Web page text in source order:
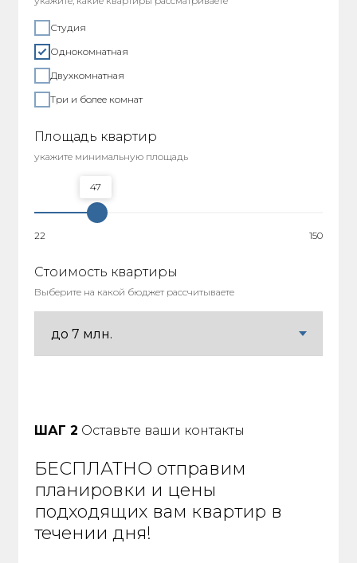
Студия
Однокомнатная
Двухкомнатная
Три и более комнат
Площадь квартир
укажите минимальную площадь
47
22 150
Стоимость квартиры
Выберите на какой бюджет рассчитываете
ШАГ 2 Оставьте ваши контакты
БЕСПЛАТНО отправим
планировки и цены
подходящих вам квартир в
течении дня!